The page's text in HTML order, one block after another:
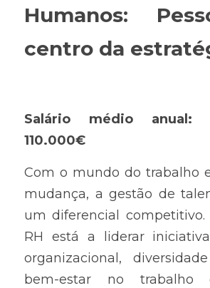
Humanos:
centro da
Salário médio anual:
110.000€
Com o mundo do trabalho
mudança, a gestão de
um diferencial
RH está a liderar
organizacional,
bem-estar no trabalho